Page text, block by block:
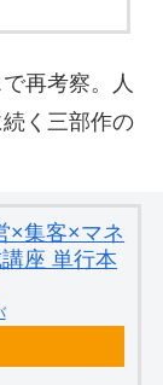
再考察。人
く三部作の
×集客×マネ
座 単行本